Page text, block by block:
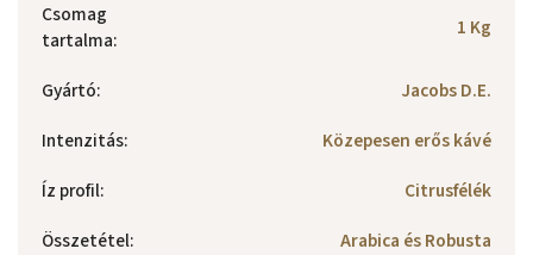
Csomag
tartalma: 1 Kg
Gyártó:
Jacobs D.E.
Intenzitás:
Közepesen erős kávé
Íz profil:
Citrusfélék
Összetétel: Arabica és Robusta